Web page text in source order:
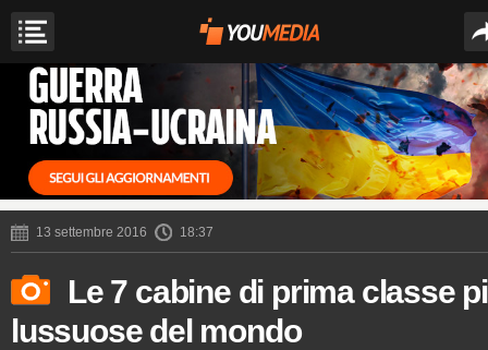
13 settembre 2016 18:37
Le 7 cabine di prima classe
lussuose del mondo